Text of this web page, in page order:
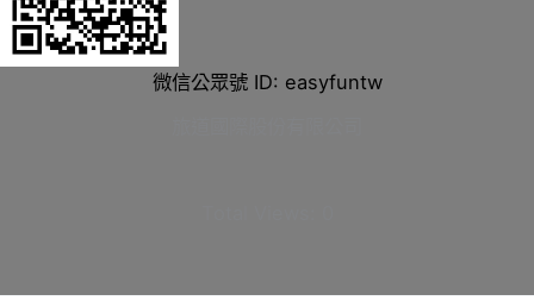
微信公眾號 ID: easyfuntw